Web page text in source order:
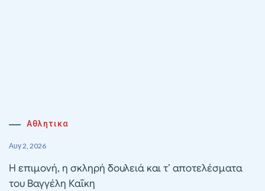
Αθλητικα
Αυγ 2, 2026
Η επιμονή, η σκληρή δουλειά και τ’ αποτελέσματα
του Βαγγέλη Καΐκη